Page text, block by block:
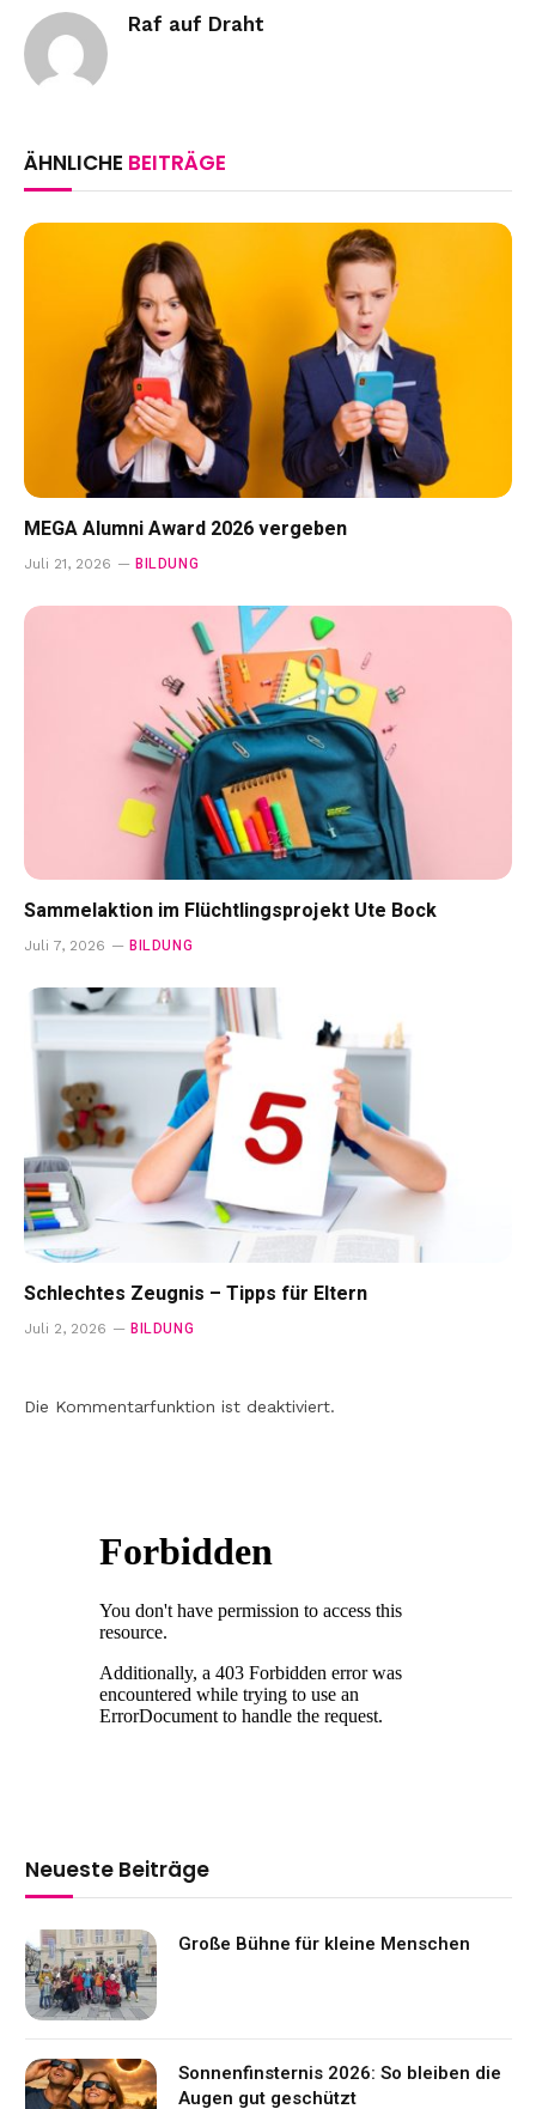
Raf auf Draht
ÄHNLICHE BEITRÄGE
MEGA Alumni Award 2026 vergeben
Juli 21, 2026 BILDUNG
Sammelaktion im Flüchtlingsprojekt Ute Bock
Juli 7, 2026 BILDUNG
Schlechtes Zeugnis – Tipps für Eltern
Juli 2, 2026 BILDUNG
Die Kommentarfunktion ist deaktiviert.
Neueste Beiträge
Große Bühne für kleine Menschen
Sonnenfinsternis 2026: So bleiben die
Augen gut geschützt